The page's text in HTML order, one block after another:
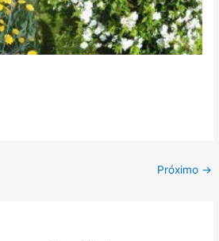
Próximo →